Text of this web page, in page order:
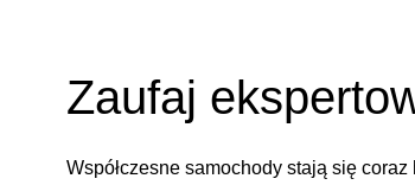
Zaufaj
Współczesne samochody stają się